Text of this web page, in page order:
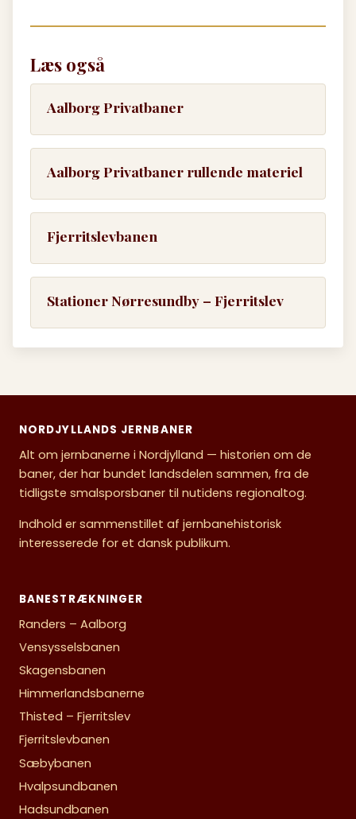
Læs også
Aalborg Privatbaner
Aalborg Privatbaner rullende materiel
Fjerritslevbanen
Stationer Nørresundby – Fjerritslev
NORDJYLLANDS JERNBANER
Alt om jernbanerne i Nordjylland — historien om de
baner, der har bundet landsdelen sammen, fra de
tidligste smalsporsbaner til nutidens regionaltog.
Indhold er sammenstillet af jernbanehistorisk
interesserede for et dansk publikum.
BANESTRÆKNINGER
Randers – Aalborg
Vensysselsbanen
Skagensbanen
Himmerlandsbanerne
Thisted – Fjerritslev
Fjerritslevbanen
Sæbybanen
Hvalpsundbanen
Hadsundbanen